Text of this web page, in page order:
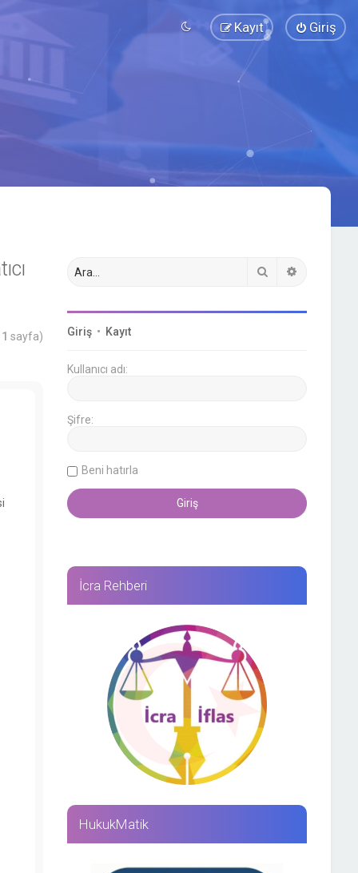
Giriş
Kayıt
1 sayfa)
Ara
Giriş • Kayıt
Kullanıcı adı:
Şifre:
Beni hatırla
İcra Rehberi
HukukMatik